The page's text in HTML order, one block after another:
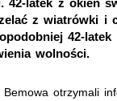
latek z okien
z wiatrówki i
42-latek
wolności.
otrzymali